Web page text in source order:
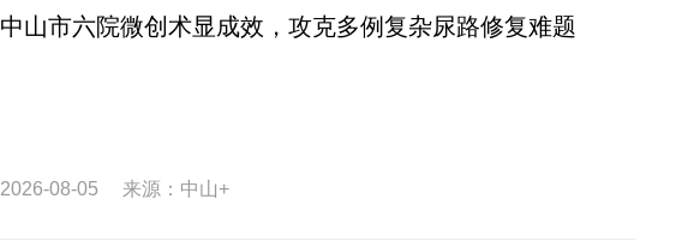
中山市六院微创术显成效，攻克多例复杂尿路修复难题
2026-08-05 来源：中山+